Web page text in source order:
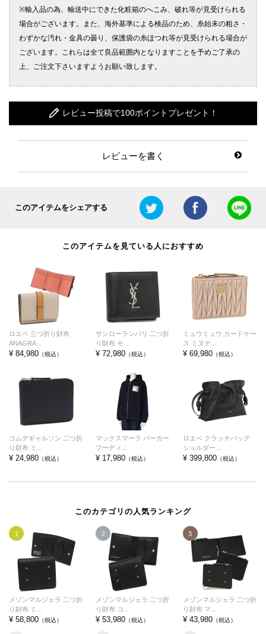
レビュー投稿で100ポイントプレゼント！
レビューを書く
このアイテムをシェアする
このアイテムを見ている人におすすめ
ロエベ 三つ折り財布
ANAGRA...
¥ 84,980 （税込）
サンローランパリ 二つ折
り財布 モ...
¥ 72,980 （税込）
ミュウミュウ カードケー
ス ミヌテ...
¥ 69,980（税込）
コムデギャルソン 二つ折
り財布 ミ...
¥ 24,980 （税込）
マックスマーラ パーカー
フーディ...
¥ 17,980 （税込）
ロエベ クラッチバッグ
ショルダー...
¥ 399,800（税込）
このカテゴリの人気ランキング
1
メゾンマルジェラ 二つ折
り財布 ミ...
¥ 58,800 （税込）
2
メゾンマルジェラ 二つ折
り財布 コ...
¥ 53,980 （税込）
3
メゾンマルジェラ 二つ折
り財布 マ...
¥ 43,980（税込）